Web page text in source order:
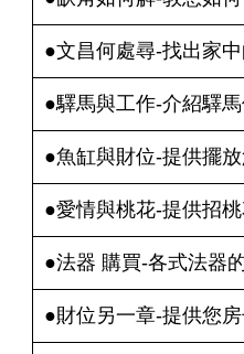
●文昌何處尋-找出家
●驛馬與工作-介紹驛
●魚缸與財位-提供擺
●愛情與桃花-提供招
●法器 購買-各式法器
●財位另一章-提供您